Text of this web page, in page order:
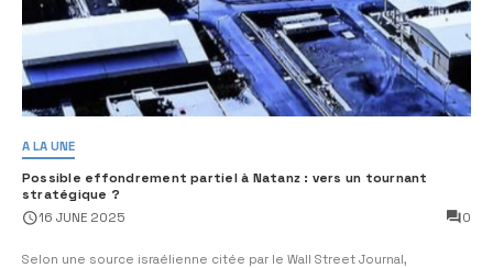
A LA UNE
Possible effondrement partiel à Natanz : vers un tournant
stratégique ?
16 JUNE 2025 0
Selon une source israélienne citée par le Wall Street Journal,